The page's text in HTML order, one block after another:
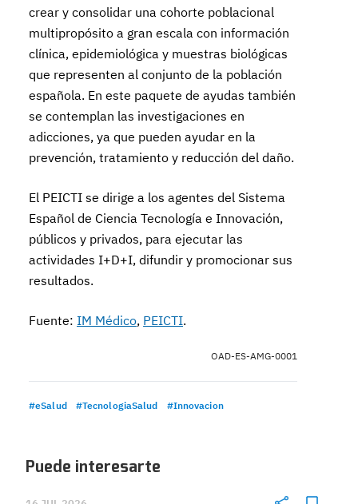
crear y consolidar una cohorte poblacional
multipropósito a gran escala con información
clínica, epidemiológica y muestras biológicas
que representen al conjunto de la población
española. En este paquete de ayudas también
se contemplan las investigaciones en
adicciones, ya que pueden ayudar en la
prevención, tratamiento y reducción del daño.
El PEICTI se dirige a los agentes del Sistema
Español de Ciencia Tecnología e Innovación,
públicos y privados, para ejecutar las
actividades I+D+I, difundir y promocionar sus
resultados.
Fuente: IM Médico, PEICTI.
OAD-ES-AMG-0001
#eSalud #TecnologiaSalud #Innovacion
Puede interesarte